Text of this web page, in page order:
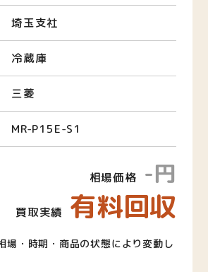
埼玉支社
冷蔵庫
三菱
MR-P15E-S1
相場価格 -円
買取実績 有料回収
場・時期・商品の状態により変動し